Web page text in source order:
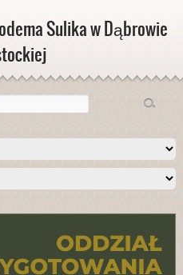
Sulika w Dąbrowie